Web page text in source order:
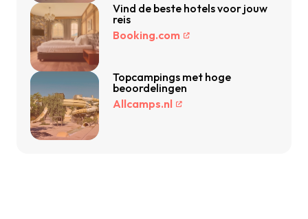
Vind de beste hotels voor jouw
reis
Booking.com
Topcampings met hoge
beoordelingen
Allcamps.nl